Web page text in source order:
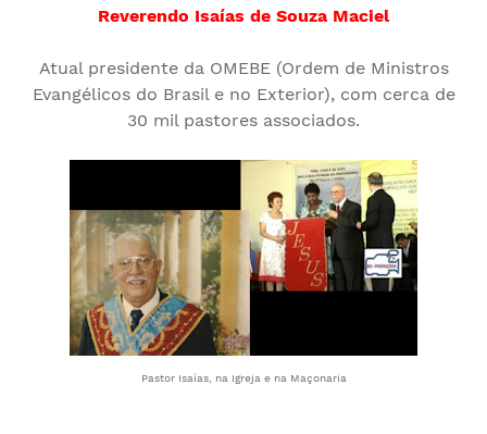
Reverendo Isaías de Souza Maciel
Atual presidente da OMEBE (Ordem de Ministros
Evangélicos do Brasil e no Exterior), com cerca de
30 mil pastores associados.
Pastor Isaías, na Igreja e na Maçonaria